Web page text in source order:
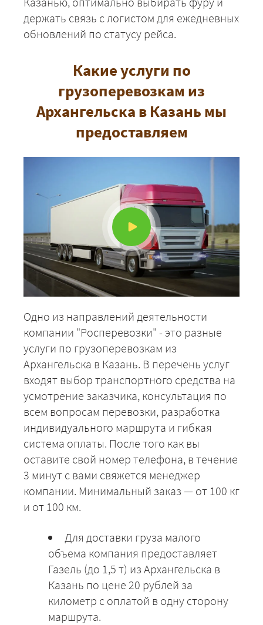
держать связь с логистом для ежедневных
обновлений по статусу рейса.
Какие услуги по
грузоперевозкам из
Архангельска в Казань мы
предоставляем
Одно из направлений деятельности
компании "Росперевозки" - это разные
услуги по грузоперевозкам из
Архангельска в Казань. В перечень услуг
входят выбор транспортного средства на
усмотрение заказчика, консультация по
всем вопросам перевозки, разработка
индивидуального маршрута и гибкая
система оплаты. После того как вы
оставите свой номер телефона, в течение
3 минут с вами свяжется менеджер
компании. Минимальный заказ — от 100 кг
и от 100 км.
Для доставки груза малого
объема компания предоставляет
Газель (до 1,5 т) из Архангельска в
Казань по цене 20 рублей за
километр с оплатой в одну сторону
маршрута.
+7 (499) 520-05-23
ЗАКАЗАТЬ